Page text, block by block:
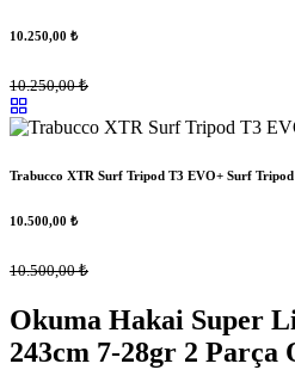
10.250,00 ₺
10.250,00₺
Trabucco XTR Surf Tripod T3 EVO+ Surf Tripod
10.500,00 ₺
10.500,00₺
Okuma Hakai Super
243cm 7-28gr 2 Parça